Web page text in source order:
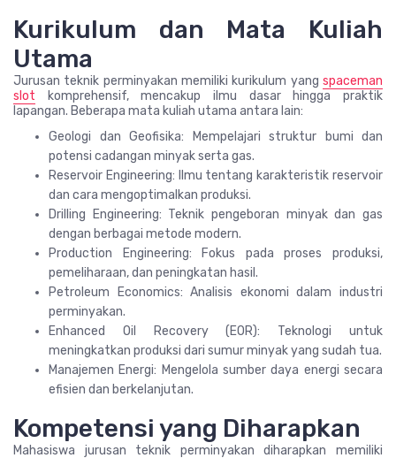
Kurikulum dan Mata Kuliah
Utama
Jurusan teknik perminyakan memiliki kurikulum yang spaceman
slot komprehensif, mencakup ilmu dasar hingga praktik
lapangan. Beberapa mata kuliah utama antara lain:
Geologi dan Geofisika: Mempelajari struktur bumi dan
potensi cadangan minyak serta gas.
Reservoir Engineering: Ilmu tentang karakteristik reservoir
dan cara mengoptimalkan produksi.
Drilling Engineering: Teknik pengeboran minyak dan gas
dengan berbagai metode modern.
Production Engineering: Fokus pada proses produksi,
pemeliharaan, dan peningkatan hasil.
Petroleum Economics: Analisis ekonomi dalam industri
perminyakan.
Enhanced Oil Recovery (EOR): Teknologi untuk
meningkatkan produksi dari sumur minyak yang sudah tua.
Manajemen Energi: Mengelola sumber daya energi secara
efisien dan berkelanjutan.
Kompetensi yang Diharapkan
Mahasiswa jurusan teknik perminyakan diharapkan memiliki